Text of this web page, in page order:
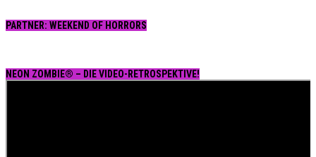
PARTNER: WEEKEND OF HORRORS
NEON ZOMBIE® – DIE VIDEO-RETROSPEKTIVE!